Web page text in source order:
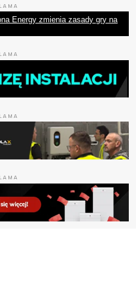
Energy zmienia zasady gry na